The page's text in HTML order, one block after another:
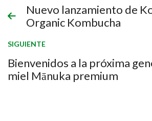
Nuevo lanzamiento de
Organic Kombucha
SIGUIENTE
Bienvenidos a la próxima
miel Mānuka premium